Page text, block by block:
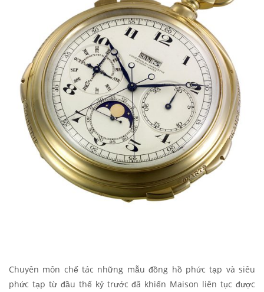
Chuyên môn chế tác những mẫu đồng hồ phức tạp và siêu
phức tạp từ đầu thế kỷ trước đã khiến Maison liên tục được